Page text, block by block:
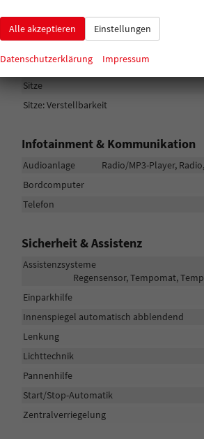
Klimatisierung
Raucherpaket
Sitze
Sitze: Verstellbarkeit
Infotainment & Kommunikation
Audioanlage
Radio/MP3-Player,
Bordcomputer
Telefon
Sicherheit & Assistenz
Assistenzsysteme
Regensensor, Tempomat,
Einparkhilfe
Innenspiegel automatisch abblendend
Lenkung
Lichttechnik
Pannenhilfe
Start/Stop-Automatik
Zentralverriegelung
Alle akzeptieren Einstellungen
Datenschutzerklärung Impressum